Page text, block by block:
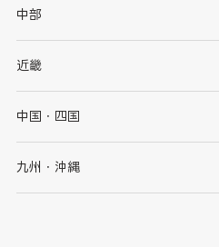
岩手県
秋田県
茨城県
群馬県
千葉県
神奈川県
中部
新潟県
石川県
山梨県
近畿
大阪府
京都府
中国・四国
鳥取県
九州・沖縄